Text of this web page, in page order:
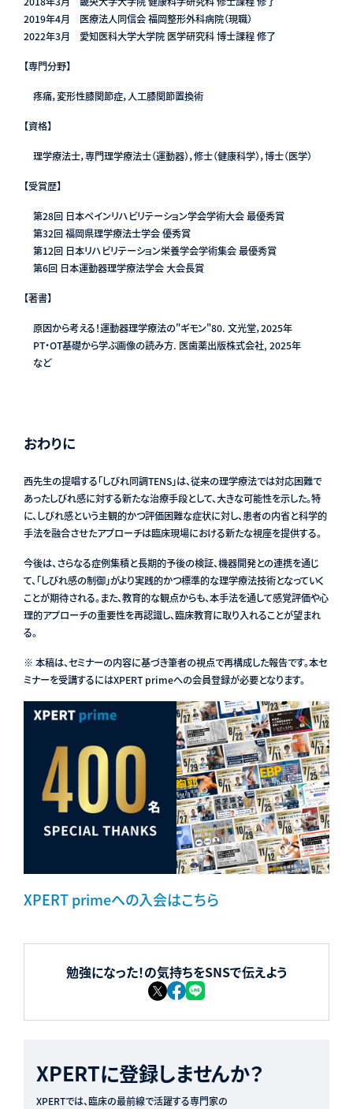
2019年4月 医療法人同信会 福岡整形外科病院（現職）
2022年3月 愛知医科大学大学院 医学研究科 博士課程 修了
【専門分野】
疼痛，変形性膝関節症，人工膝関節置換術
【資格】
理学療法士，専門理学療法士（運動器），修士（健康科学），博士（医学）
【受賞歴】
第28回 日本ペインリハビリテーション学会学術大会 最優秀賞
第32回 福岡県理学療法士学会 優秀賞
第12回 日本リハビリテーション栄養学会学術集会 最優秀賞
第6回 日本運動器理学療法学会 大会長賞
【著書】
原因から考える！運動器理学療法の"ギモン"80. 文光堂，2025年
PT・OT基礎から学ぶ画像の読み方. 医歯薬出版株式会社, 2025年
など
おわりに
西先生の提唱する「しびれ同調TENS」は、従来の理学療法では対応困難で
あったしびれ感に対する新たな治療手段として、大きな可能性を示した。特
に、しびれ感という主観的かつ評価困難な症状に対し、患者の内省と科学的
手法を融合させたアプローチは臨床現場における新たな視座を提供する。
今後は、さらなる症例集積と長期的予後の検証、機器開発との連携を通じ
て、「しびれ感の制御」がより実践的かつ標準的な理学療法技術となっていく
ことが期待される。また、教育的な観点からも、本手法を通して感覚評価や心
理的アプローチの重要性を再認識し、臨床教育に取り入れることが望まれ
る。
※ 本稿は、セミナーの内容に基づき筆者の視点で再構成した報告です。本セ
ミナーを受講するにはXPERT primeへの会員登録が必要となります。
XPERT primeへの入会はこちら
勉強になった！の気持ちをSNSで伝えよう
XPERTに登録しませんか？
XPERTでは、臨床の最前線で活躍する専門家の